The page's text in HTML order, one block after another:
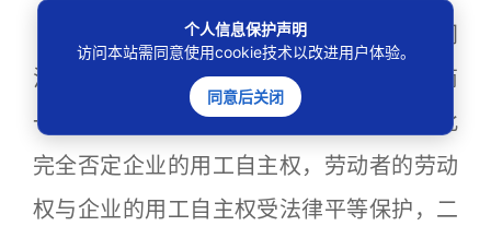
其次，虽然《中华人民共和国劳动合同
法》第三十五条规定用人单位与劳动者协商
一致方能变更劳动合同的约定，但不能因此
完全否定企业的用工自主权，劳动者的劳动
权与企业的用工自主权受法律平等保护，二
个人信息保护声明
访问本站需同意使用cookie技术以改进用户体验。
同意后关闭